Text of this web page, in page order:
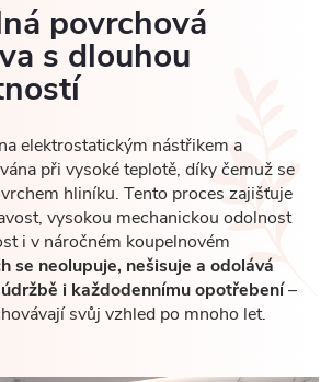
povrchová
s dlouhou
elektrostatickým nástřikem a
při vysoké teplotě, díky čemuž se
hliníku. Tento proces zajišťuje
vysokou mechanickou odolnost
i v náročném koupelnovém
se neolupuje, nešisuje a odolává
i každodennímu opotřebení–
svůj vzhled po mnoho let.